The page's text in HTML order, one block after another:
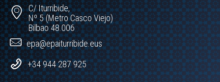
C/ Iturribide,
Nº 5 (Metro Casco Viejo)
Bilbao 48.006
epa@epaiturribide.eus
+34 944 287 925